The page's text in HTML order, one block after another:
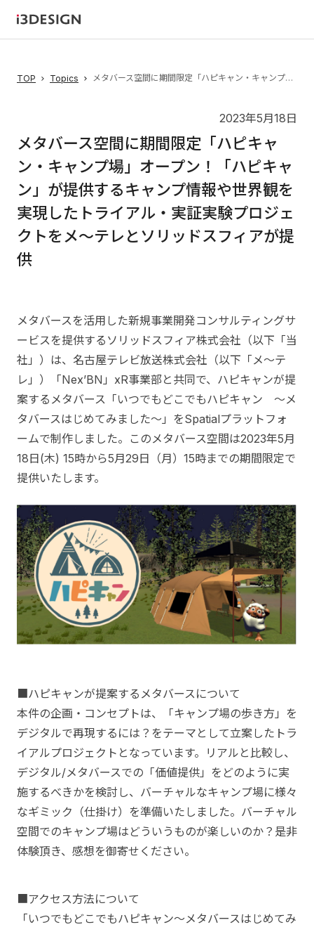
TOP Topics メタバース空間に期間限定「ハピキャン・キャンプ場」オープン！「ハピキャン」が提供するキャンプ情報や世界観を実現したトライアル・実証実験プロジェクトをメ〜テレとソリッドスフィアが提供
2023年5月18日
メタバース空間に期間限定「ハピキャ
ン・キャンプ場」オープン！「ハピキャ
ン」が提供するキャンプ情報や世界観を
実現したトライアル・実証実験プロジェ
クトをメ〜テレとソリッドスフィアが提
供
メタバースを活用した新規事業開発コンサルティングサ
ービスを提供するソリッドスフィア株式会社（以下「当
社」）は、名古屋テレビ放送株式会社（以下「メ〜テ
レ」）「Nex’BN」xR事業部と共同で、ハピキャンが提
案するメタバース「いつでもどこでもハピキャン ～メ
タバースはじめてみました～」をSpatialプラットフォ
ームで制作しました。このメタバース空間は2023年5月
18日(木) 15時から5月29日（月）15時までの期間限定で
提供いたします。
■ハピキャンが提案するメタバースについて
本件の企画・コンセプトは、「キャンプ場の歩き方」を
デジタルで再現するには？をテーマとして立案したトラ
イアルプロジェクトとなっています。リアルと比較し、
デジタル/メタバースでの「価値提供」をどのように実
施するべきかを検討し、バーチャルなキャンプ場に様々
なギミック（仕掛け）を準備いたしました。バーチャル
空間でのキャンプ場はどういうものが楽しいのか？是非
体験頂き、感想を御寄せください。
■アクセス方法について
「いつでもどこでもハピキャン～メタバースはじめてみ